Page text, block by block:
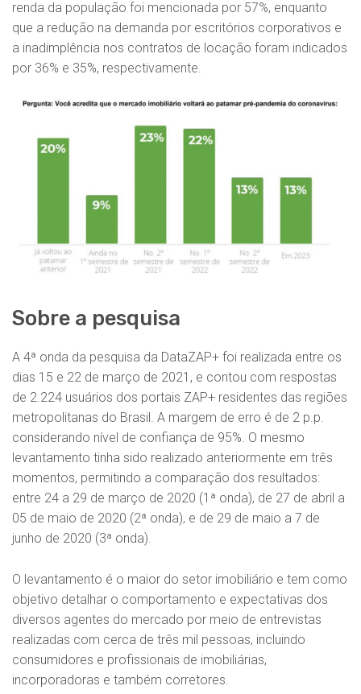
renda da população foi mencionada por 57%, enquanto
que a redução na demanda por escritórios corporativos e
a inadimplência nos contratos de locação foram indicados
por 36% e 35%, respectivamente.
Sobre a pesquisa
A 4ª onda da pesquisa da DataZAP+ foi realizada entre os
dias 15 e 22 de março de 2021, e contou com respostas
de 2.224 usuários dos portais ZAP+ residentes das regiões
metropolitanas do Brasil. A margem de erro é de 2 p.p.
considerando nível de confiança de 95%. O mesmo
levantamento tinha sido realizado anteriormente em três
momentos, permitindo a comparação dos resultados:
entre 24 a 29 de março de 2020 (1ª onda), de 27 de abril a
05 de maio de 2020 (2ª onda), e de 29 de maio a 7 de
junho de 2020 (3ª onda).
O levantamento é o maior do setor imobiliário e tem como
objetivo detalhar o comportamento e expectativas dos
diversos agentes do mercado por meio de entrevistas
realizadas com cerca de três mil pessoas, incluindo
consumidores e profissionais de imobiliárias,
incorporadoras e também corretores.